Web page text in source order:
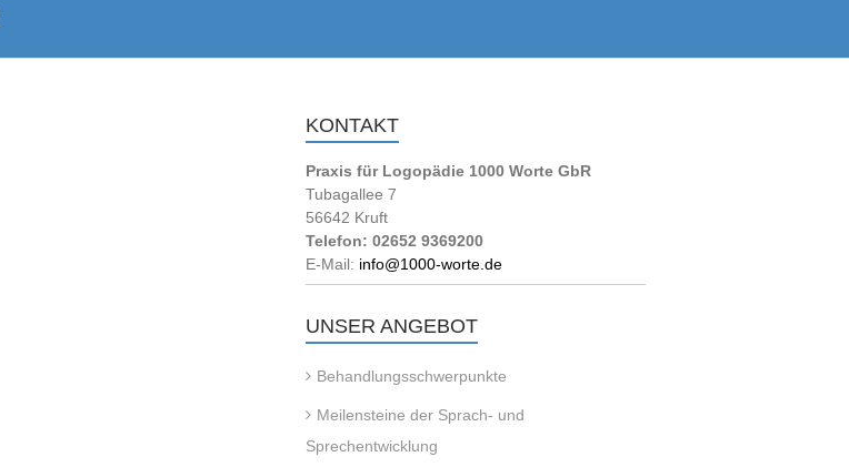
KONTAKT
Praxis für Logopädie 1000 Worte GbR
Tubagallee 7
56642 Kruft
Telefon: 02652 9369200
E-Mail: info@1000-worte.de
UNSER ANGEBOT
Behandlungsschwerpunkte
Meilensteine der Sprach- und
Sprechentwicklung